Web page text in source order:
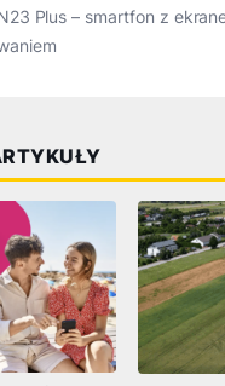
Plus – smartfon z